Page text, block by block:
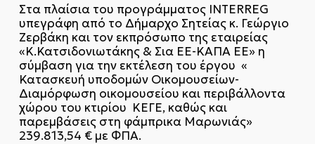
Στα πλαίσια του προγράμματος INTERREG
υπεγράφη από το Δήμαρχο Σητείας κ. Γεώργιο
Ζερβάκη και τον εκπρόσωπο της εταιρείας
«Κ.Κατσιδονιωτάκης & Σια ΕΕ-ΚΑΠΑ ΕΕ» η
σύμβαση για την εκτέλεση του έργου «
Κατασκευή υποδομών Οικομουσείων-
Διαμόρφωση οικομουσείου και περιβάλλοντα
χώρου του κτιρίου ΚΕΓΕ, καθώς και
παρεμβάσεις στη φάμπρικα Μαρωνιάς»
239.813,54 € με ΦΠΑ.